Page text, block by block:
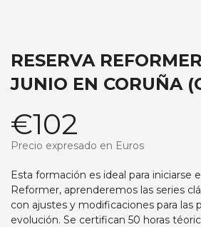
RESERVA
JUNIO EN CORUÑA
€102
Precio expresado en Euros
Esta formación es ideal para iniciarse
Reformer, aprenderemos las series
con ajustes y modificaciones para las
evolución. Se certifican 50 horas